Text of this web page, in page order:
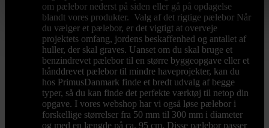
om pælebor nederst på siden eller gå på opdagelse
blandt vores produkter. Valg af det rigtige pælebor Når
du vælger et pælebor, er det vigtigt at overveje
projektets omfang, jordens beskaffenhed og antallet af
huller, der skal graves. Uanset om du skal bruge et
benzindrevet pælebor til en større byggeopgave eller et
hånddrevet pælebor til mindre haveprojekter, kan du
hos PrimusDanmark finde et bredt udvalg af begge
typer, så du kan finde det perfekte værktøj til netop din
opgave. I vores webshop har vi også løse pælebor i
forskellige størrelser fra 50 mm til 300 mm i diameter
og med en længde på ca. 95 cm. Disse pælebor passer